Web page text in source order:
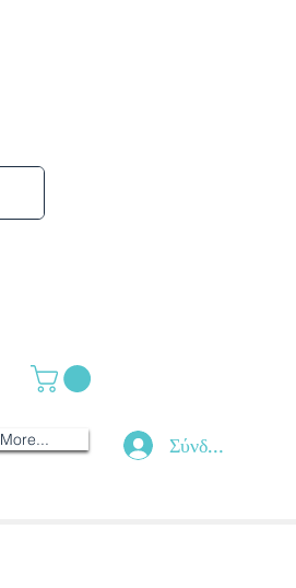
More... Σύνδεση